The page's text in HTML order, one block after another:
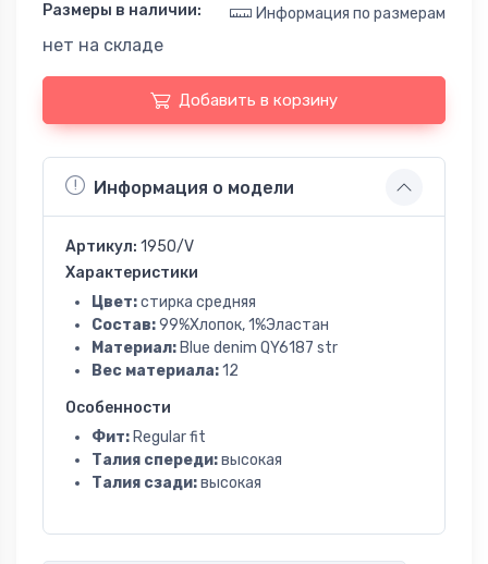
Размеры в наличии: Информация по размерам
нет на складе
Добавить в корзину
Информация о модели
Артикул: 1950/V
Характеристики
Цвет:стирка средняя
Состав:99%Хлопок, 1%Эластан
Материал: Blue denim QY6187 str
Вес материала:12
Особенности
Фит: Regular fit
Талия спереди:высокая
Талия сзади:высокая